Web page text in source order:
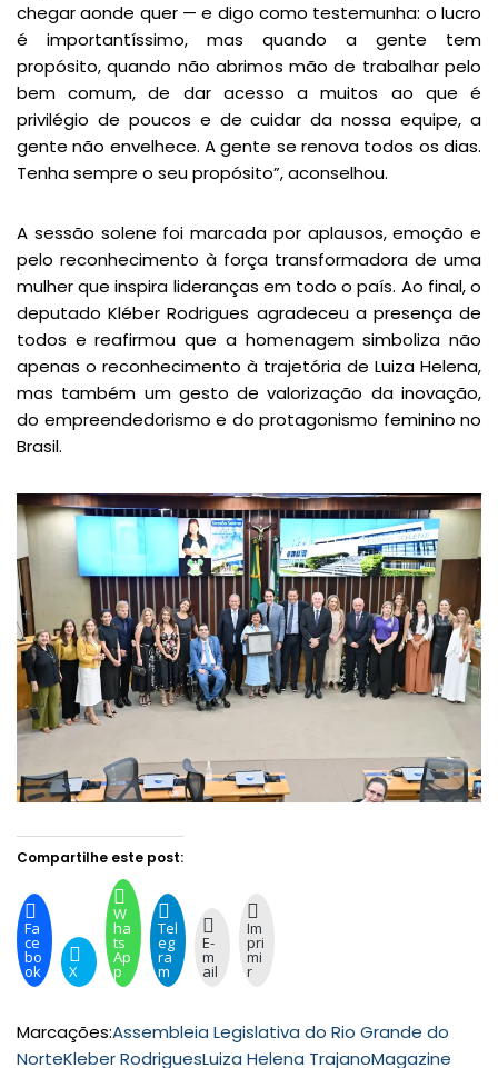
chegar aonde quer — e digo como testemunha: o lucro
é importantíssimo, mas quando a gente tem
propósito, quando não abrimos mão de trabalhar pelo
bem comum, de dar acesso a muitos ao que é
privilégio de poucos e de cuidar da nossa equipe, a
gente não envelhece. A gente se renova todos os dias.
Tenha sempre o seu propósito”, aconselhou.
A sessão solene foi marcada por aplausos, emoção e
pelo reconhecimento à força transformadora de uma
mulher que inspira lideranças em todo o país. Ao final, o
deputado Kléber Rodrigues agradeceu a presença de
todos e reafirmou que a homenagem simboliza não
apenas o reconhecimento à trajetória de Luiza Helena,
mas também um gesto de valorização da inovação,
do empreendedorismo e do protagonismo feminino no
Brasil.
Compartilhe este post:
Fa
ce
bo
ok X
W
ha
ts
Ap
p
Tel
eg
ra
m
E-
m
ail
Im
pri
mi
r
Marcações:Assembleia Legislativa do Rio Grande do
NorteKleber RodriguesLuiza Helena TrajanoMagazine